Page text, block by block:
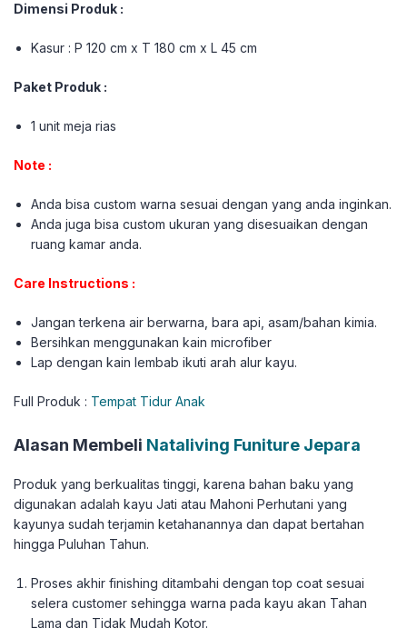
Dimensi Produk :
Kasur : P 120 cm x T 180 cm x L 45 cm
Paket Produk :
1 unit meja rias
Note :
Anda bisa custom warna sesuai dengan yang anda inginkan.
Anda juga bisa custom ukuran yang disesuaikan dengan
ruang kamar anda.
Care Instructions :
Jangan terkena air berwarna, bara api, asam/bahan kimia.
Bersihkan menggunakan kain microfiber
Lap dengan kain lembab ikuti arah alur kayu.
Full Produk : Tempat Tidur Anak
Alasan Membeli Nataliving Funiture Jepara
Produk yang berkualitas tinggi, karena bahan baku yang
digunakan adalah kayu Jati atau Mahoni Perhutani yang
kayunya sudah terjamin ketahanannya dan dapat bertahan
hingga Puluhan Tahun.
Proses akhir finishing ditambahi dengan top coat sesuai
selera customer sehingga warna pada kayu akan Tahan
Lama dan Tidak Mudah Kotor.